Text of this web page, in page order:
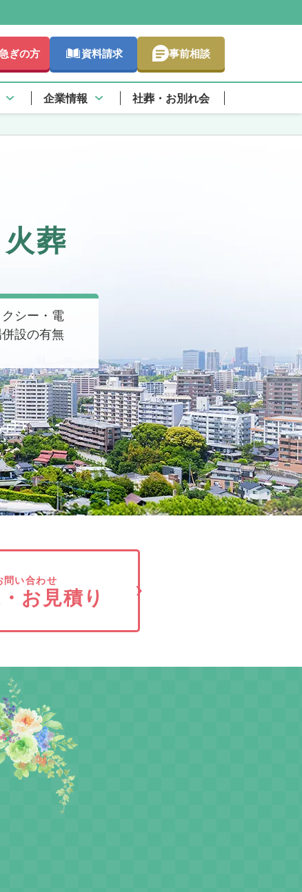
ぎの方 資料請求 事前相談
企業情報 社葬・お別れ会
葬
シー・電
設の有無
問い合わせ
お見積り